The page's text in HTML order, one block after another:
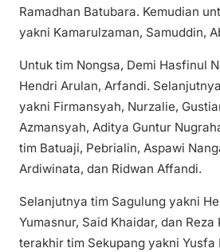
Ramadhan Batubara. Kemudian
yakni Kamarulzaman, Samuddin,
Untuk tim Nongsa, Demi Hasfinul
Hendri Arulan, Arfandi.
yakni Firmansyah, Nurzalie,
Azmansyah, Aditya Guntur
tim Batuaji, Pebrialin, Aspawi
Ardiwinata, dan Ridwan Affandi.
Selanjutnya tim Sagulung yakni
Yumasnur, Said Khaidar, dan Reza
terakhir tim Sekupang yakni Yusfa